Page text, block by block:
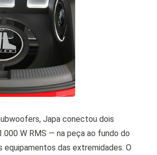
Japa conectou dois
W RMS — na peça ao fundo do
equipamentos das extremidades. O